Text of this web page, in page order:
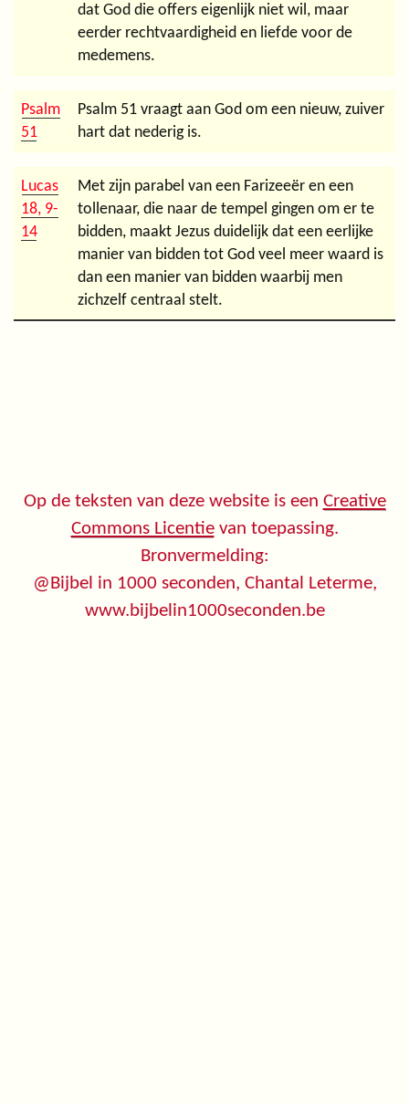
dat God die offers eigenlijk niet wil, maar
eerder rechtvaardigheid en liefde voor de
medemens.
Psalm
51
Psalm 51 vraagt aan God om een nieuw, zuiver
hart dat nederig is.
Lucas
18, 9-
14
Met zijn parabel van een Farizeeër en een
tollenaar, die naar de tempel gingen om er te
bidden, maakt Jezus duidelijk dat een eerlijke
manier van bidden tot God veel meer waard is
dan een manier van bidden waarbij men
zichzelf centraal stelt.
Op de teksten van deze website is een Creative
Commons Licentievan toepassing.
Bronvermelding:
@Bijbel in 1000 seconden, Chantal Leterme,
www.bijbelin1000seconden.be